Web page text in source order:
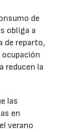
de
obliga a
de reparto,
reducen la
las
en
verano